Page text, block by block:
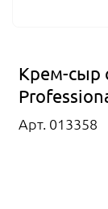
Крем-сыр
Арт. 013358